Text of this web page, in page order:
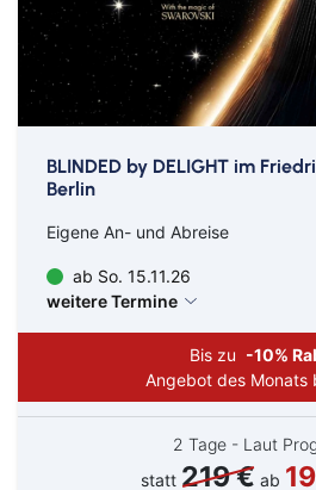
BLINDED by DELIGHT im
Berlin
Eigene An- und Abreise
ab So. 15.11.26
weitere Termine
Bis zu -10%
Angebot des Monats
2 Tage - Laut
statt 219 € ab